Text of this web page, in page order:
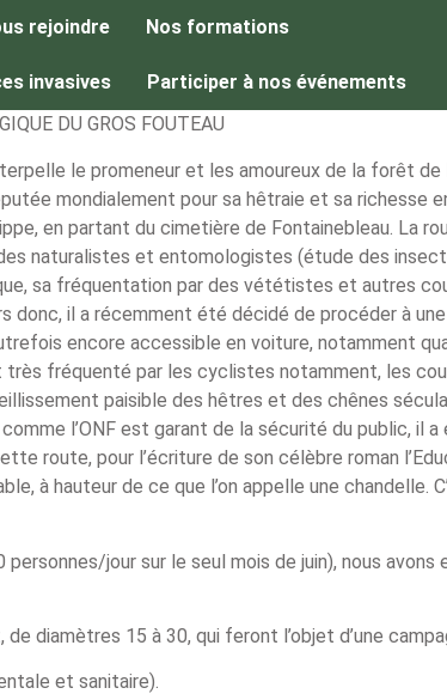
rejoindre Nos formations
invasives Participer à nos événements
DU GROS FOUTEAU
le promeneur et les amoureux de la forêt
mondialement pour sa hêtraie et sa richesse
en partant du cimetière de Fontainebleau.
naturalistes et entomologistes (étude des
sa fréquentation par des vététistes et autres
donc, il a récemment été décidé de procéder à
encore accessible en voiture, notamment
fréquenté par les cyclistes notamment, les
paisible des hêtres et des chênes
l’ONF est garant de la sécurité du public, il
route, pour l’écriture de son célèbre roman
à hauteur de ce que l’on appelle une chandelle.
personnes/jour sur le seul mois de juin), nous
diamètres 15 à 30, qui feront l’objet d’une
et sanitaire).